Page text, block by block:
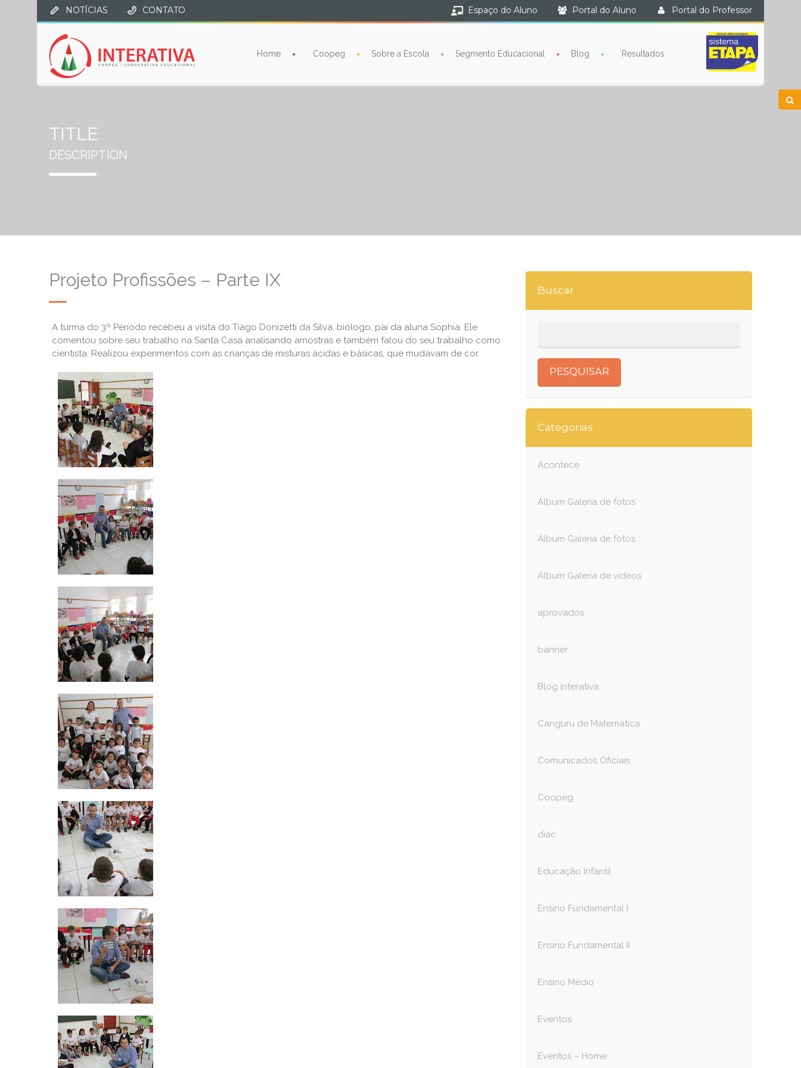
NOTÍCIAS · CONTATO Espaço do Aluno · Portal do Aluno · Portal do Professor
Home Coopeg Sobre a Escola Segmento Educacional Blog Resultados
TITLE
DESCRIPTION
Projeto Profissões – Parte IX
A turma do 3º Período recebeu a visita do Tiago Donizetti da Silva, biólogo, pai da aluna Sophia. Ele
comentou sobre seu trabalho na Santa Casa analisando amostras e também falou do seu trabalho como
cientista. Realizou experimentos com as crianças de misturas ácidas e básicas, que mudavam de cor.
Buscar
Categorias
Acontece
Álbum Galeria de fotos
Álbum Galeria de fotos
Álbum Galeria de vídeos
aprovados
banner
Blog interativa
Canguru de Matemática
Comunicados Oficiais
Coopeg
diac
Educação Infantil
Ensino Fundamental I
Ensino Fundamental II
Ensino Médio
Eventos
Eventos – Home